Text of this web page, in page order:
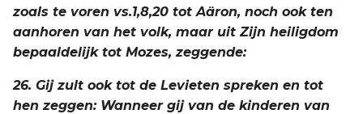
zoals te voren vs.1,8,20 tot Aäron, noch ook ten
aanhoren van het volk, maar uit Zijn heiligdom
bepaaldelijk tot Mozes, zeggende:
26. Gij zult ook tot de Levieten spreken en tot
hen zeggen: Wanneer gij van de kinderen van